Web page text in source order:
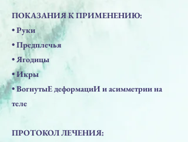
ПОКАЗАНИЯ К ПРИМЕНЕНИЮ:
• Руки
• Предплечья
• Ягодицы
• Икры
• ВогнутыЕ деформациИ и асимметрии на
теле
ПРОТОКОЛ ЛЕЧЕНИЯ: